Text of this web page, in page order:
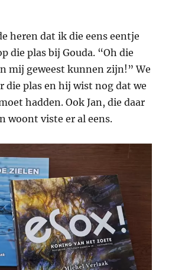
heren dat ik die eens eentje
die plas bij Gouda. “Oh die
mij geweest kunnen zijn!” We
die plas en hij wist nog dat we
hadden. Ook Jan, die daar
woont viste er al eens.